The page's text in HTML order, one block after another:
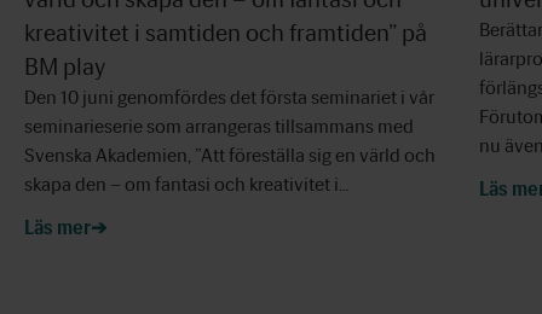
kreativitet i samtiden och framtiden” på
BM play
Den 10 juni genomfördes det första seminariet i vår
seminarieserie som arrangeras tillsammans med
Svenska Akademien, ”Att föreställa sig en värld och
skapa den – om fantasi och kreativitet i…
Läs mer
nu
Läs